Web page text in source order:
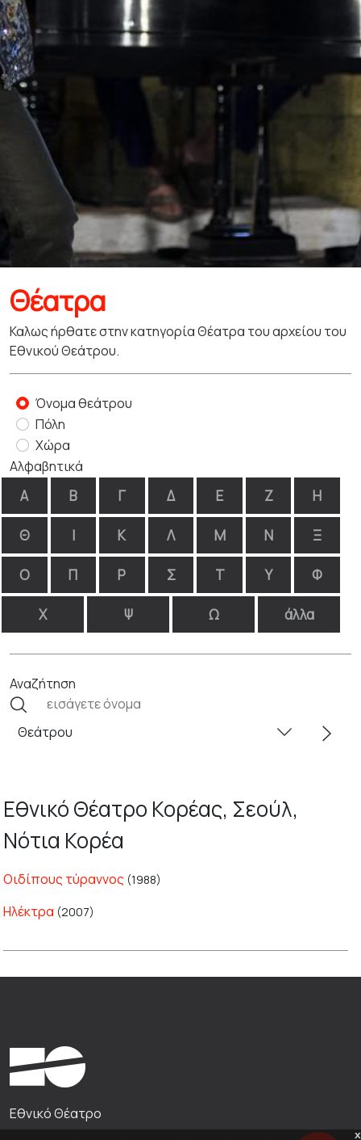
Θέατρα
Καλως ήρθατε στην κατηγορία Θέατρα του αρχείου του
Εθνικού Θεάτρου.
Όνομα θεάτρου
Πόλη
Χώρα
Αλφαβητικά
Α Β Γ Δ Ε Ζ Η
Θ Ι Κ Λ Μ Ν Ξ
Ο Π Ρ Σ Τ Υ Φ
Χ Ψ Ω άλλα
Αναζήτηση
Εθνικό Θέατρο Κορέας, Σεούλ,
Νότια Κορέα
Οιδίπους τύραννος (1988)
Ηλέκτρα (2007)
x
Εθνικό Θέατρο